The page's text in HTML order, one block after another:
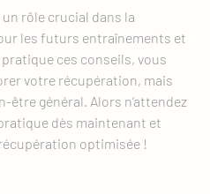
rôle crucial dans la
les futurs entraînements et
ces conseils, vous
votre récupération, mais
être général. Alors n’attendez
dès maintenant et
optimisée !